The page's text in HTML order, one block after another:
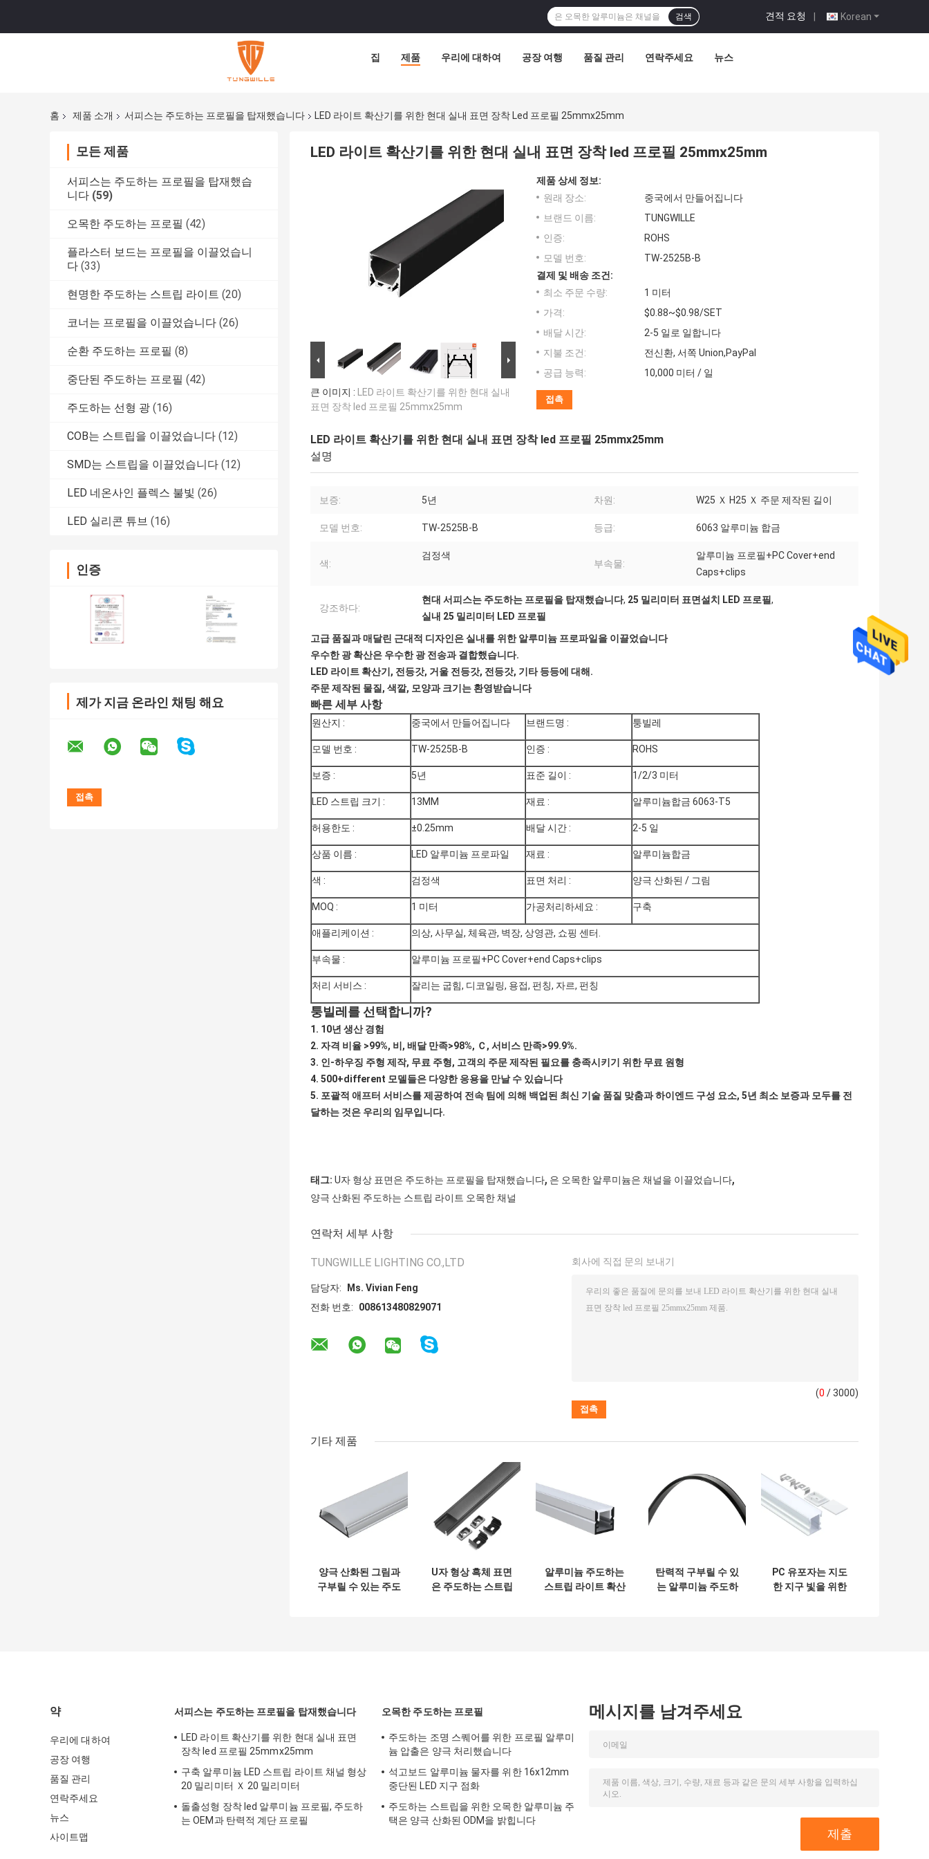
Korean
견적 요청 |
검색
집 제품 우리에 대하여 공장 여행 품질 관리 연락주세요 뉴스
홈 제품 소개 서피스는 주도하는 프로필을 탑재했습니다 LED 라이트 확산기를 위한 현대 실내 표면 장착 Led 프로필 25mmx25mm
모든 제품
서피스는 주도하는 프로필을 탑재했습
니다 (59)
오목한 주도하는 프로필 (42)
플라스터 보드는 프로필을 이끌었습니
다 (33)
현명한 주도하는 스트립 라이트 (20)
코너는 프로필을 이끌었습니다 (26)
순환 주도하는 프로필 (8)
중단된 주도하는 프로필 (42)
주도하는 선형 광 (16)
COB는 스트립을 이끌었습니다 (12)
SMD는 스트립을 이끌었습니다 (12)
LED 네온사인 플렉스 불빛 (26)
LED 실리콘 튜브 (16)
인증
제가 지금 온라인 채팅 해요
LED 라이트 확산기를 위한 현대 실내 표면 장착 led 프로필 25mmx25mm
큰 이미지 : LED 라이트 확산기를 위한 현대 실내
표면 장착 led 프로필 25mmx25mm
제품 상세 정보:
원래 장소:
중국에서 만들어집니다
브랜드 이름:
TUNGWILLE
인증:
ROHS
모델 번호:
TW-2525B-B
결제 및 배송 조건:
최소 주문 수량:
1 미터
가격:
$0.88~$0.98/SET
배달 시간:
2-5 일로 일합니다
지불 조건:
전신환, 서쪽 Union,PayPal
공급 능력:
10,000 미터 / 일
접촉
LED 라이트 확산기를 위한 현대 실내 표면 장착 led 프로필 25mmx25mm
설명
보증: 5년 차원: W25 Ｘ H25 Ｘ 주문 제작된 길이
모델 번호: TW-2525B-B 등급: 6063 알루미늄 합금
색:
검정색
부속물:
알루미늄 프로필+PC Cover+end
Caps+clips
강조하다:
현대 서피스는 주도하는 프로필을 탑재했습니다, 25 밀리미터 표면설치 LED 프로필,
실내 25 밀리미터 LED 프로필
고급 품질과 매달린 근대적 디자인은 실내를 위한 알루미늄 프로파일을 이끌었습니다
우수한 광 확산은 우수한 광 전송과 결합했습니다.
LED 라이트 확산기, 전등갓, 거울 전등갓, 전등갓, 기타 등등에 대해.
주문 제작된 물질, 색깔, 모양과 크기는 환영받습니다
빠른 세부 사항
원산지 : 중국에서 만들어집니다 브랜드명 : 퉁빌레
모델 번호 : TW-2525B-B 인증 : ROHS
보증 : 5년 표준 길이 : 1/2/3 미터
LED 스트립 크기 : 13MM 재료 : 알루미늄합금 6063-T5
허용한도 : ±0.25mm 배달 시간 : 2-5 일
상품 이름 : LED 알루미늄 프로파일 재료 : 알루미늄합금
색 : 검정색 표면 처리 : 양극 산화된 / 그림
MOQ : 1 미터 가공처리하세요 : 구축
애플리케이션 : 의상, 사무실, 체육관, 벽장, 상영관, 쇼핑 센터.
부속물 : 알루미늄 프로필+PC Cover+end Caps+clips
처리 서비스 : 잘리는 굽힘, 디코일링, 용접, 펀칭, 자르, 펀칭
퉁빌레를 선택합니까?
1. 10년 생산 경험
2. 자격 비율 >99%, 비, 배달 만족>98%, Ｃ, 서비스 만족>99.9%.
3. 인-하우징 주형 제작, 무료 주형, 고객의 주문 제작된 필요를 충족시키기 위한 무료 원형
4. 500+different 모델들은 다양한 응용을 만날 수 있습니다
5. 포괄적 애프터 서비스를 제공하여 전속 팀에 의해 백업된 최신 기술 품질 맞춤과 하이엔드 구성 요소, 5년 최소 보증과 모두를 전
달하는 것은 우리의 임무입니다.
태그: U자 형상 표면은 주도하는 프로필을 탑재했습니다, 은 오목한 알루미늄은 채널을 이끌었습니다,
양극 산화된 주도하는 스트립 라이트 오목한 채널
연락처 세부 사항
TUNGWILLE LIGHTING CO.,LTD
담당자:
Ms. Vivian Feng
전화 번호:
008613480829071
회사에 직접 문의 보내기
(0 / 3000)
기타 제품
양극 산화된 그림과
구부릴 수 있는 주도
U자 형상 흑체 표면
은 주도하는 스트립
알루미늄 주도하는
스트립 라이트 확산
탄력적 구부릴 수 있
는 알루미늄 주도하
PC 유포자는 지도
한 지구 빛을 위한
약
우리에 대하여
공장 여행
품질 관리
연락주세요
뉴스
사이트맵
서피스는 주도하는 프로필을 탑재했습니다
LED 라이트 확산기를 위한 현대 실내 표면
장착 led 프로필 25mmx25mm
구축 알루미늄 LED 스트립 라이트 채널 형상
20 밀리미터 Ｘ 20 밀리미터
돌출성형 장착 led 알루미늄 프로필, 주도하
는 OEM과 탄력적 계단 프로필
오목한 주도하는 프로필
주도하는 조명 스퀘어를 위한 프로필 알루미
늄 압출은 양극 처리했습니다
석고보드 알루미늄 물자를 위한 16x12mm
중단된 LED 지구 점화
주도하는 스트립을 위한 오목한 알루미늄 주
택은 양극 산화된 ODM을 밝힙니다
메시지를 남겨주세요